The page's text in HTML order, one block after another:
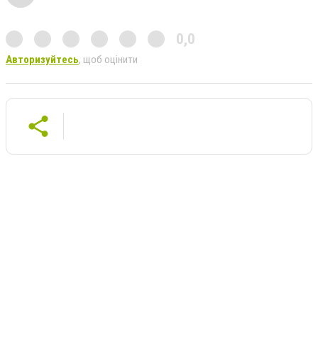
0,0
Авторизуйтесь, щоб оцінити